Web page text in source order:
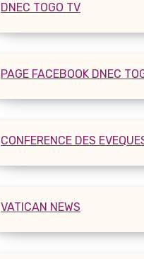
DNEC TOGO TV
PAGE FACEBOOK DNEC
CONFERENCE DES
VATICAN NEWS